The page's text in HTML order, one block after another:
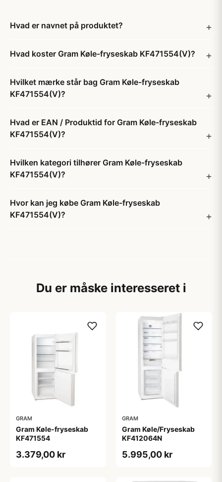
Hvad er navnet på produktet?
Hvad koster Gram Køle-fryseskab KF471554(V)?
Hvilket mærke står bag Gram Køle-fryseskab
KF471554(V)?
Hvad er EAN / Produktid for Gram Køle-fryseskab
KF471554(V)?
Hvilken kategori tilhører Gram Køle-fryseskab
KF471554(V)?
Hvor kan jeg købe Gram Køle-fryseskab
KF471554(V)?
Du er måske interesseret i
GRAM
Gram Køle-fryseskab
KF471554
3.379,00 kr
GRAM
Gram Køle/Fryseskab
KF412064N
5.995,00 kr